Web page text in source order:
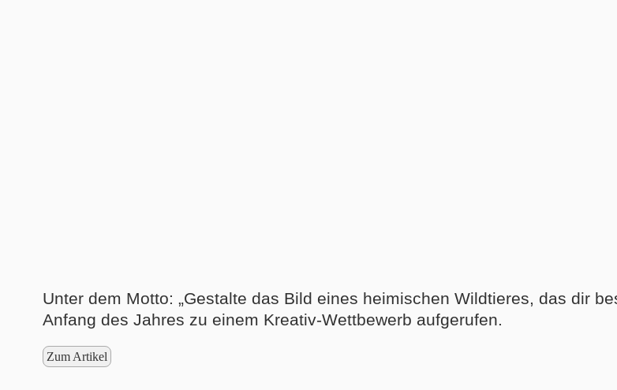
Unter dem Motto: „Gestalte das Bild eines heimischen Wildtieres, das dir
Anfang des Jahres zu einem Kreativ-Wettbewerb aufgerufen.
Zum Artikel